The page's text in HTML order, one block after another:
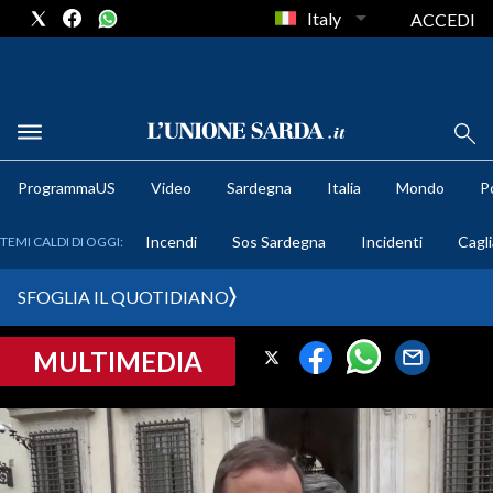
METEO
CRONACA SARDEGNA
PROVINCIA DI CAGLIARI
SULCIS IGLESIENTE
Italy ACCEDI
ProgrammaUS Video Sardegna Italia Mondo
TEMI CALDI DI OGGI: Incendi Sos Sardegna Incidenti
SFOGLIA IL QUOTIDIANO
MULTIMEDIA